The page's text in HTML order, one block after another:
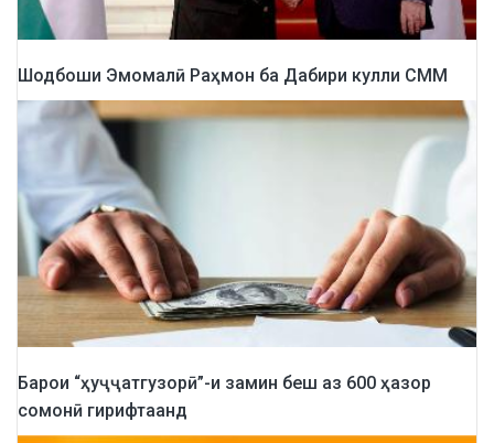
Шодбоши Эмомалӣ Раҳмон ба Дабири кулли СММ
Барои “ҳуҷҷатгузорӣ”-и замин беш аз 600 ҳазор
сомонӣ гирифтаанд